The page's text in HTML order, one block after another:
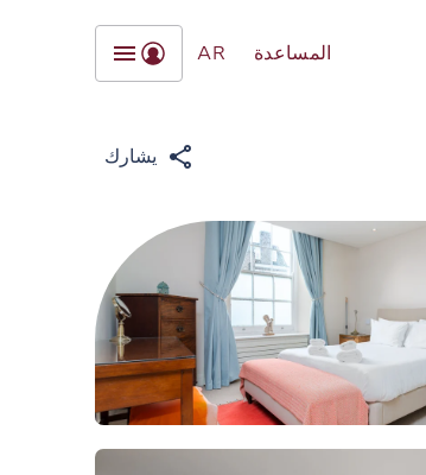
المساعدة AR
يشارك